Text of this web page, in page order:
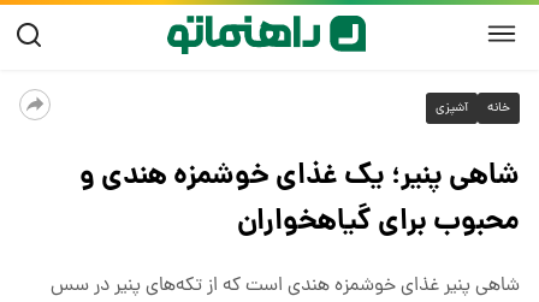
خانه آشپزی
شاهی پنیر؛ یک غذای خوشمزه هندی و
محبوب برای گیاهخواران
شاهی پنیر غذای خوشمزه هندی است که از تکه‌های پنیر در سس